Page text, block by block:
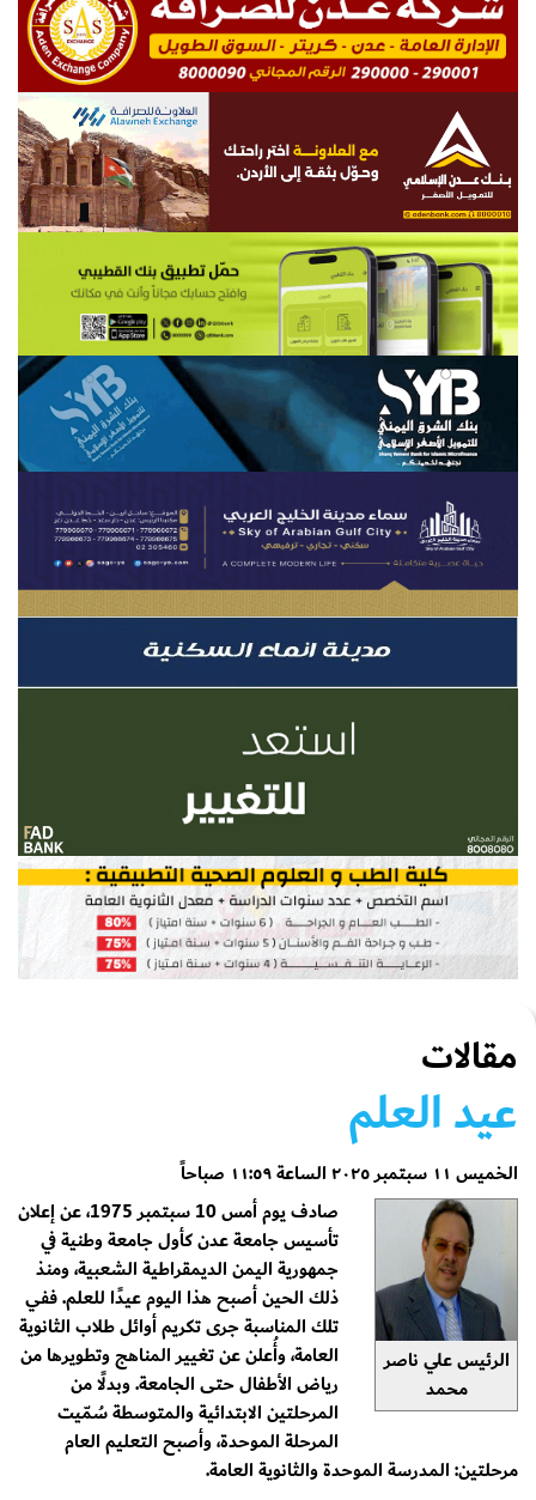
مقالات
عيد العلم
الخميس ١١ سبتمبر ٢٠٢٥ الساعة ١١:٥٩ صباحاً
الرئيس علي ناصر
محمد
صادف يوم أمس 10 سبتمبر 1975، عن إعلان
تأسيس جامعة عدن كأول جامعة وطنية في
جمهورية اليمن الديمقراطية الشعبية، ومنذ
ذلك الحين أصبح هذا اليوم عيدًا للعلم. ففي
تلك المناسبة جرى تكريم أوائل طلاب الثانوية
العامة، وأُعلن عن تغيير المناهج وتطويرها من
رياض الأطفال حتى الجامعة. وبدلًا من
المرحلتين الابتدائية والمتوسطة سُمّيت
المرحلة الموحدة، وأصبح التعليم العام
مرحلتين: المدرسة الموحدة والثانوية العامة.